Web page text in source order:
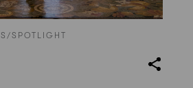
SPOTLIGHT